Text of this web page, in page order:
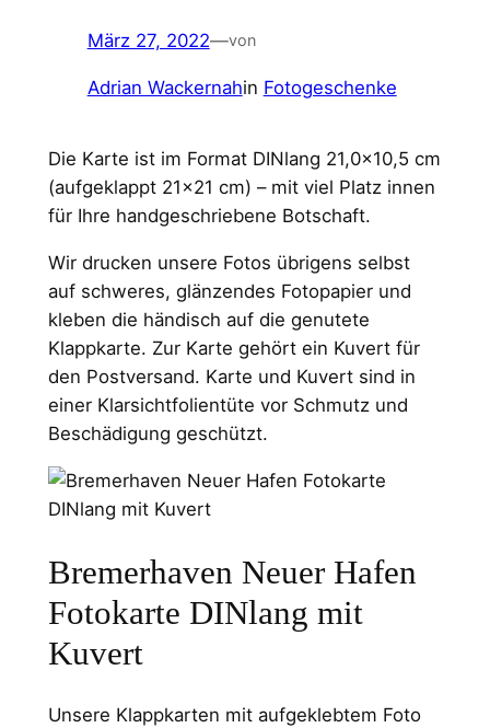
März 27, 2022—von
Adrian Wackernahin Fotogeschenke
Die Karte ist im Format DINlang 21,0×10,5 cm
(aufgeklappt 21×21 cm) – mit viel Platz innen
für Ihre handgeschriebene Botschaft.
Wir drucken unsere Fotos übrigens selbst
auf schweres, glänzendes Fotopapier und
kleben die händisch auf die genutete
Klappkarte. Zur Karte gehört ein Kuvert für
den Postversand. Karte und Kuvert sind in
einer Klarsichtfolientüte vor Schmutz und
Beschädigung geschützt.
Bremerhaven Neuer Hafen
Fotokarte DINlang mit
Kuvert
Unsere Klappkarten mit aufgeklebtem Foto